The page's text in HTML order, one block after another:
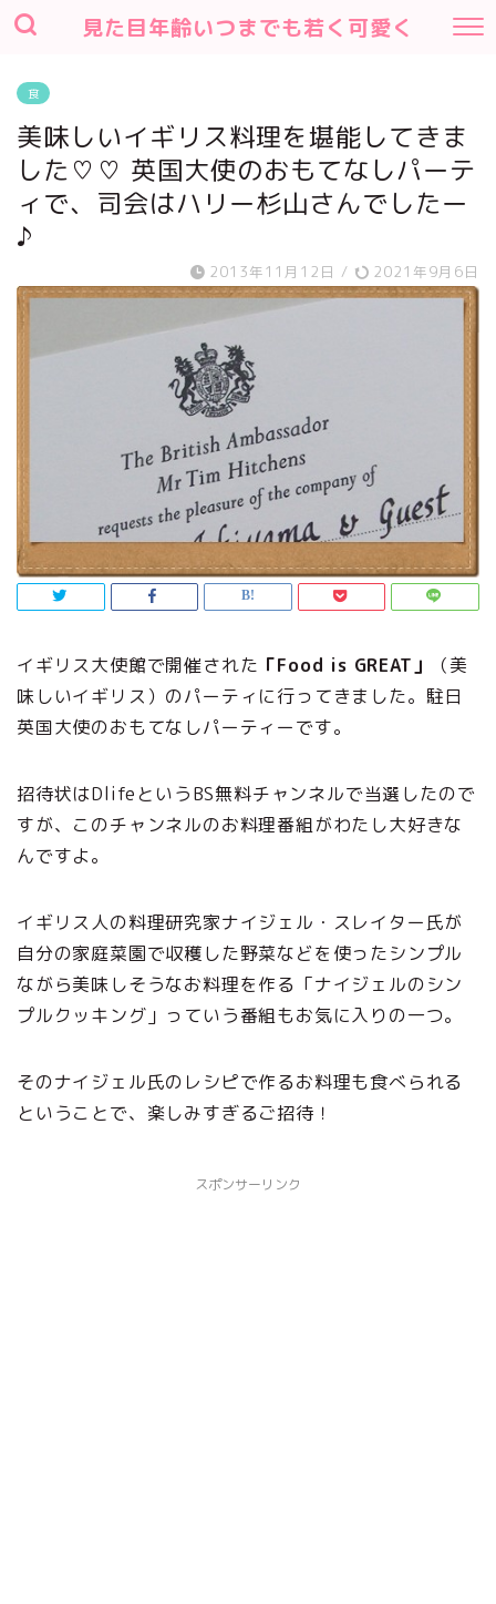
見た目年齢いつまでも若く可愛く
食
美味しいイギリス料理を堪能してきま
した♡♡ 英国大使のおもてなしパーテ
ィで、司会はハリー杉山さんでしたー
♪
2013年11月12日 / 2021年9月6日
イギリス大使館で開催された 「Food is GREAT」
（美
味しいイギリス）のパーティに行ってきました。駐日
英国大使のおもてなしパーティーです。
招待状はDlifeというBS無料チャンネルで当選したので
すが、このチャンネルのお料理番組がわたし大好きな
んですよ。
イギリス人の料理研究家ナイジェル・スレイター氏が
自分の家庭菜園で収穫した野菜などを使ったシンプル
ながら美味しそうなお料理を作る「ナイジェルのシン
プルクッキング」っていう番組もお気に入りの一つ。
そのナイジェル氏のレシピで作るお料理も食べられる
ということで、楽しみすぎるご招待！
スポンサーリンク